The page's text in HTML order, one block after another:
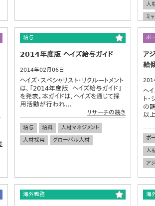
人
ミ
給与
2014年度版 ヘイズ給与ガイド
2014年02月06日
ヘイズ・スペシャリスト・リクルートメント
は、「2014年度版 ヘイズ給与ガイド」
を発表。本ガイドは、ヘイズを通じて採
用活動が行われ...
リサーチの続き
給与 給料
人材マネジメント
人材採用
グローバル人材
ボ
ア
給
ヘ
ト
の
以
ボ
人
ア
海外勤務 海